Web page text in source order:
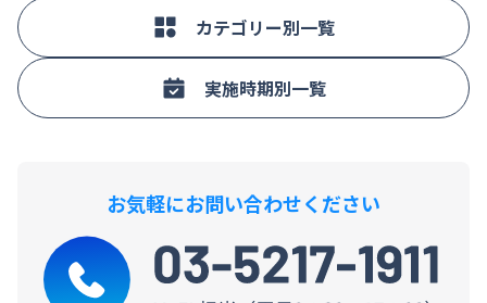
カテゴリー別一覧
実施時期別一覧
お気軽にお問い合わせください